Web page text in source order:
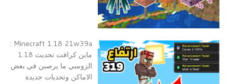
Minecraft 1.18 21w39a :
ماين كرافت تحديث 1.18
الزومبي ما يرصبن في بعض
الاماكن وتحديات جديدة